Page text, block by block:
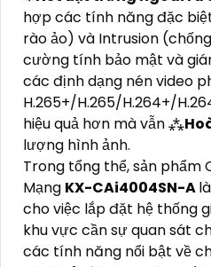
hợp các tính năng đặc
rào ảo) và Intrusion
cường tính bảo mật và
các định dạng nén video
H.265+/H.265/H.264+/
hiệu quả hơn mà vẫn ⁂
lượng hình ảnh.
Trong tổng thể, sản phẩm
Mạng KX-CAi4004SN-A
cho việc lắp đặt hệ thống
khu vực cần sự quan sát
các tính năng nổi bật về